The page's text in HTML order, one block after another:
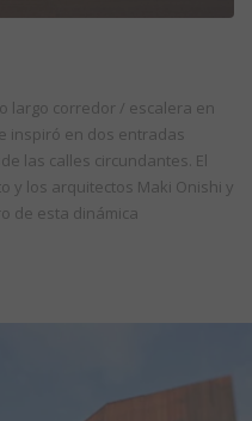
largo corredor / escalera en
inspiró en dos entradas
las calles circundantes. El
y los arquitectos Maki Onishi y
de esta dinámica